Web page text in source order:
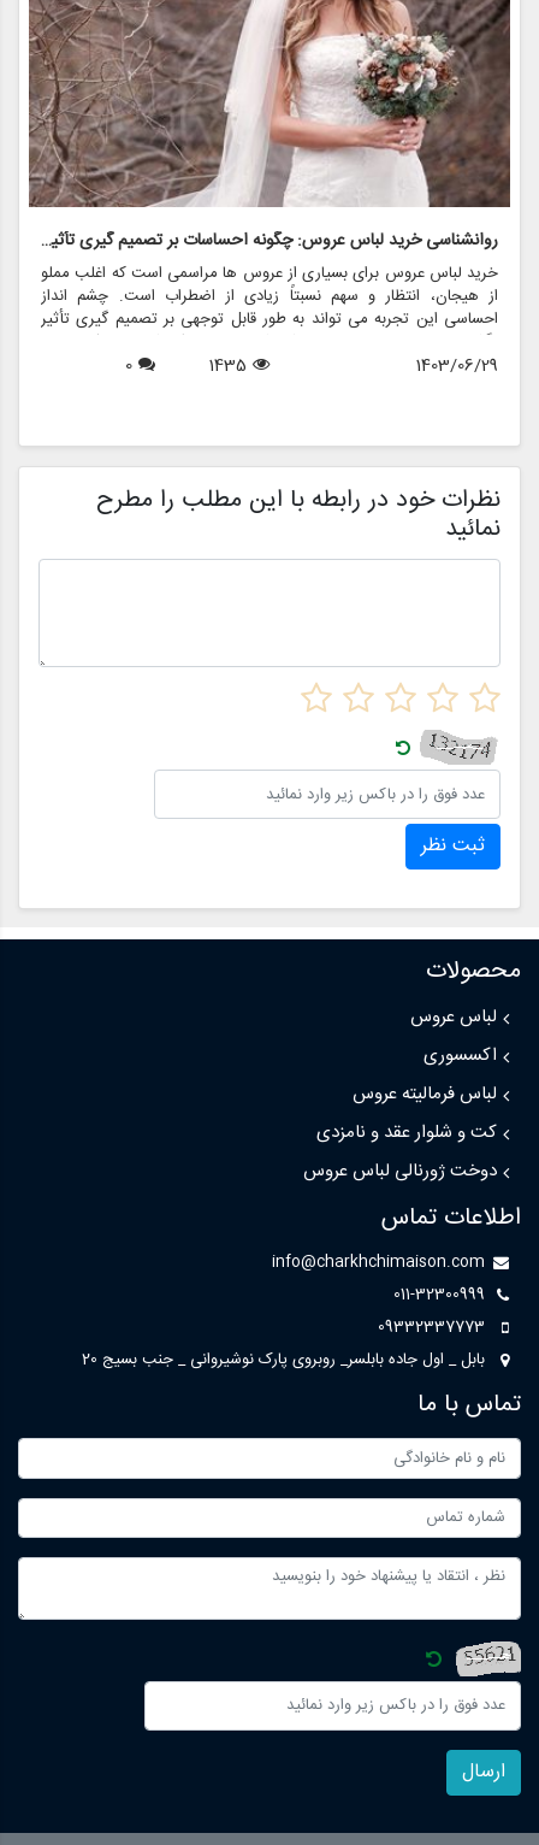
روانشناسی خرید لباس عروس: چگونه احساسات بر تصمیم گیری تأثیر می گذارد
خرید لباس عروس برای بسیاری از عروس ها مراسمی است که اغلب مملو
از هیجان، انتظار و سهم نسبتاً زیادی از اضطراب است. چشم انداز
احساسی این تجربه می تواند به طور قابل توجهی بر تصمیم گیری تأثیر
بگذارد و منجر به انتخاب هایی شود که نه تنها سبک شخصی بلکه عوامل
روانی عمیق تری را نیز منعکس می کند. در این مقاله، روانشناسی خرید
1403/06/29
1435
0
نظرات خود در رابطه با این مطلب را مطرح
نمائید
ثبت نظر
محصولات
لباس عروس
اکسسوری
لباس فرمالیته عروس
کت و شلوار عقد و نامزدی
دوخت ژورنالی لباس عروس
اطلاعات تماس
info@charkhchimaison.com
011-32300999
09332337773
بابل _ اول جاده بابلسر_ روبروی پارک نوشیروانی _ جنب بسیج 20
تماس با ما
ارسال